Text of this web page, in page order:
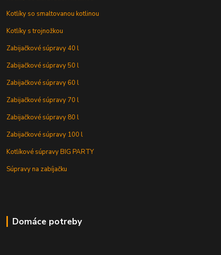
Kotlíky so smaltovanou kotlinou
Kotlíky s trojnožkou
Zabijačkové súpravy 40 l
Zabijačkové súpravy 50 l
Zabijačkové súpravy 60 l
Zabijačkové súpravy 70 l
Zabijačkové súpravy 80 l
Zabijačkové súpravy 100 l
Kotlíkové súpravy BIG PARTY
Súpravy na zabíjačku
Domáce potreby